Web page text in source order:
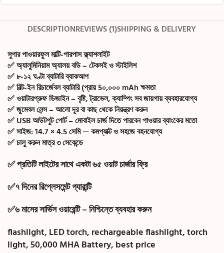
DESCRIPTIONREVIEWS (1)SHIPPING & DELIVERY
সুপার পাওয়ারফুল মাল্টি-পারপাস ফ্ল্যাশলাইট
✅অ্যালুমিনিয়াম অ্যালয় বডি– টেকসই ও স্টাইলিশ
✅৮-১২ ঘণ্টা ব্যাটারি ব্যাকআপ
✅বিল্ট-ইন রিচার্জেবল ব্যাটারি(প্রায় 5০,০০০ mAh ক্ষমতা
✅ওয়াটারপ্রুফ ডিজাইন– বৃষ্টি, ট্রাভেল, ক্যাম্পিং সব জায়গায় ব্যবহারযোগ্য
✅জুমেবল লেন্স– আলো দূর বা কাছ থেকে নিয়ন্ত্রণ করুন
✅USB আউটপুট পোর্ট– মোবাইল চার্জ দিতে পারবেন পাওয়ার ব্যাংকের মতো
✅সাইজ:14.7 × 4.5 সেমি — কমপ্যাক্ট ও সহজে বহনযোগ্য
✅চালু করুন মাত্র ৩ সেকেন্ডে
✅প্রতিটি লাইটের সাথে একটা ৬৫ওয়াটচার্জার ফ্রি
✅৭দিনেররিপ্লেসমেন্টগ্যারান্টি
✅৬মাসেরসার্ভিসওয়ারেন্টি– নিশ্চিন্তে ব্যবহার করুন
flashlight, LED torch, rechargeable flashlight, torch
light, 50,000 MHA Battery, best price